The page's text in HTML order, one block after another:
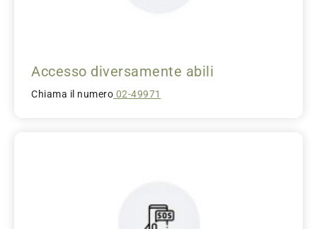
Accesso diversamente abili
Chiama il numero 02-49971